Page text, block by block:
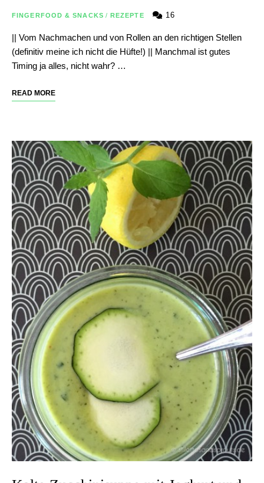
FINGERFOOD & SNACKS / REZEPTE 16
|| Vom Nachmachen und von Rollen an den richtigen Stellen
(definitiv meine ich nicht die Hüfte!) || Manchmal ist gutes
Timing ja alles, nicht wahr? …
READ MORE